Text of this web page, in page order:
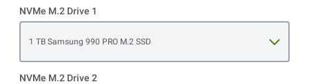
NVMe M.2 Drive 1
1 TB Samsung 990 PRO M.2 SSD
NVMe M.2 Drive 2